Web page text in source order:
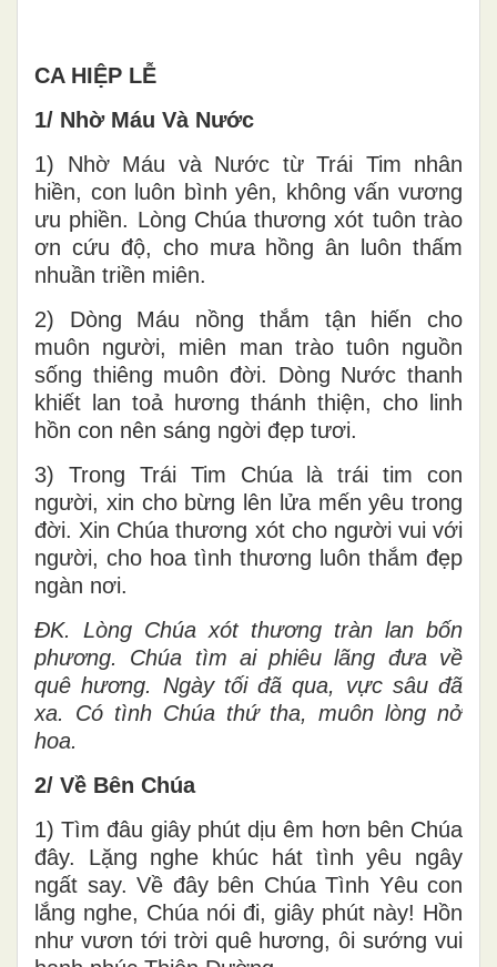
CA HIỆP LỄ
1/ Nhờ Máu Và Nước
1) Nhờ Máu và Nước từ Trái Tim nhân
hiền, con luôn bình yên, không vấn vương
ưu phiền. Lòng Chúa thương xót tuôn trào
ơn cứu độ, cho mưa hồng ân luôn thấm
nhuần triền miên.
2) Dòng Máu nồng thắm tận hiến cho
muôn người, miên man trào tuôn nguồn
sống thiêng muôn đời. Dòng Nước thanh
khiết lan toả hương thánh thiện, cho linh
hồn con nên sáng ngời đẹp tươi.
3) Trong Trái Tim Chúa là trái tim con
người, xin cho bừng lên lửa mến yêu trong
đời. Xin Chúa thương xót cho người vui với
người, cho hoa tình thương luôn thắm đẹp
ngàn nơi.
ĐK. Lòng Chúa xót thương tràn lan bốn
phương. Chúa tìm ai phiêu lãng đưa về
quê hương. Ngày tối đã qua, vực sâu đã
xa. Có tình Chúa thứ tha, muôn lòng nở
hoa.
2/ Về Bên Chúa
1) Tìm đâu giây phút dịu êm hơn bên Chúa
đây. Lặng nghe khúc hát tình yêu ngây
ngất say. Về đây bên Chúa Tình Yêu con
lắng nghe, Chúa nói đi, giây phút này! Hồn
như vươn tới trời quê hương, ôi sướng vui